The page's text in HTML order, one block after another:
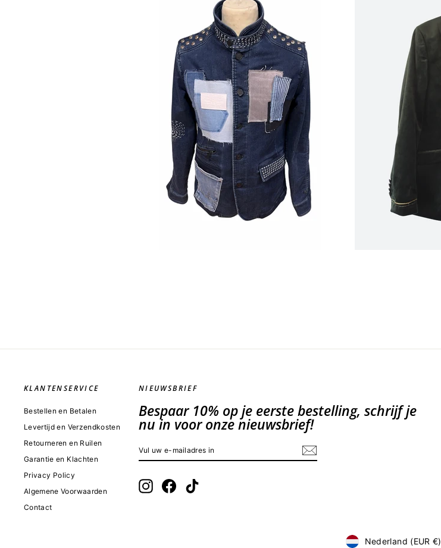
KLANTENSERVICE
Bestellen en Betalen
Levertijd en Verzendkosten
Retourneren en Ruilen
Garantie en Klachten
Privacy Policy
Algemene Voorwaarden
Contact
NIEUWSBRIEF
Bespaar 10% op je eerste bestelling, schrijf je
nu in voor onze nieuwsbrief!
UW
E-
IN InstagramFacebookTikTok
Valuta
Nederland (EUR €)